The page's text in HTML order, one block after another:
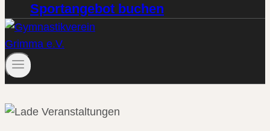
Sportangebot buchen